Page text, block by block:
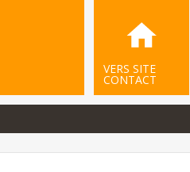
VERS SITE
CONTACT